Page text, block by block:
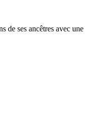
ses ancêtres avec